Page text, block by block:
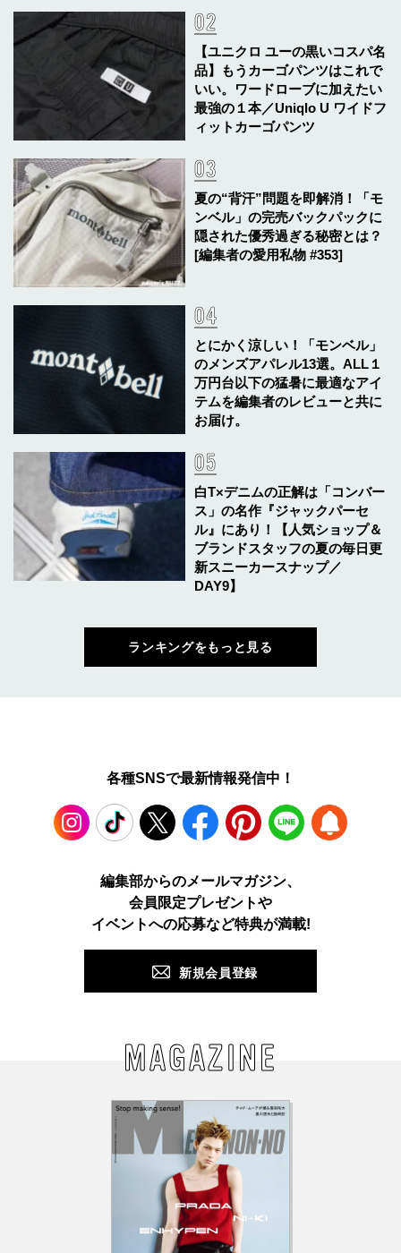
【ユニクロ ユーの黒いコスパ名
品】もうカーゴパンツはこれで
いい。ワードローブに加えたい
最強の１本／Uniqlo U ワイドフ
ィットカーゴパンツ
夏の“背汗”問題を即解消！「モ
ンベル」の完売バックパックに
隠された優秀過ぎる秘密とは？
[編集者の愛用私物 #353]
とにかく涼しい！「モンベル」
のメンズアパレル13選。ALL１
万円台以下の猛暑に最適なアイ
テムを編集者のレビューと共に
お届け。
白T×デニムの正解は「コンバー
ス」の名作『ジャックパーセ
ル』にあり！【人気ショップ＆
ブランドスタッフの夏の毎日更
新スニーカースナップ／
DAY9】
ランキングをもっと見る
各種SNSで最新情報発信中！
TikTok Facebook Pinterest LINE
編集部からのメールマガジン、
会員限定プレゼントや
イベントへの応募など特典が満載!
新規会員登録
MAGAZINE